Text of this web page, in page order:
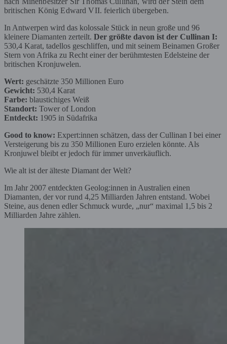
britischen König Edward VII. feierlich übergeben.
In Antwerpen wird das kolossale Stück in neun große und 96
kleinere Diamanten zerteilt. Der größte davon ist der Cullinan I:
530,4 Karat, tadellos geschliffen, und mit seinem Beinamen Großer
Stern von Afrika zu Recht einer der berühmtesten Edelsteine der
britischen Kronjuwelen.
Wert: geschätzte 350 Millionen Euro
Gewicht: 530,4 Karat
Farbe: blaustichiges Weiß
Standort: Tower of London
Entdeckt: 1905 in Südafrika
Good to know: Expert:innen schätzen, dass der Cullinan I bei einer
Versteigerung bis zu 350 Millionen Euro erzielen könnte. Als
Kronjuwel bleibt er jedoch für immer unverkäuflich.
Wie alt ist der älteste Diamant der Welt?
Im Jahr 2007 entdeckten Geolog:innen in Australien einen
Diamanten, der vor rund 4,25 Milliarden Jahren entstand. Wobei
Steine, aus denen edler Schmuck wurde, „nur“ maximal 1,5 bis 2
Milliarden Jahre zählen.